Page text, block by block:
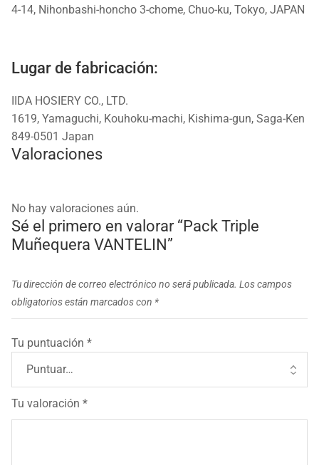
4-14, Nihonbashi-honcho 3-chome, Chuo-ku, Tokyo, JAPAN
Lugar de fabricación:
IIDA HOSIERY CO., LTD.
1619, Yamaguchi, Kouhoku-machi, Kishima-gun, Saga-Ken
849-0501 Japan
Valoraciones
No hay valoraciones aún.
Sé el primero en valorar “Pack Triple
Muñequera VANTELIN”
Tu dirección de correo electrónico no será publicada. Los campos
obligatorios están marcados con *
Tu puntuación *
Tu valoración *